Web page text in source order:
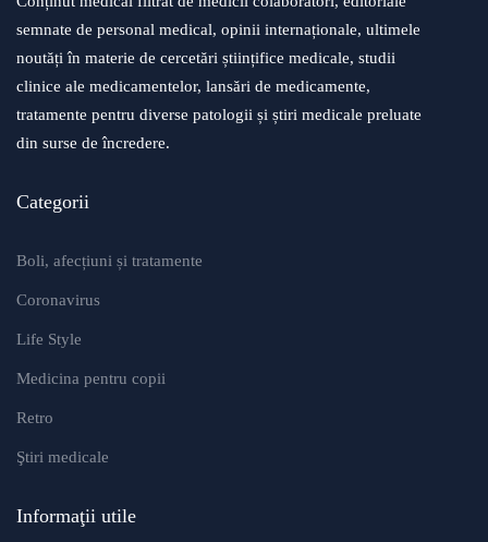
semnate de personal medical, opinii internaționale, ultimele
noutăți în materie de cercetări științifice medicale, studii
clinice ale medicamentelor, lansări de medicamente,
tratamente pentru diverse patologii și știri medicale preluate
din surse de încredere.
Categorii
Boli, afecțiuni și tratamente
Coronavirus
Life Style
Medicina pentru copii
Retro
Ştiri medicale
Informaţii utile